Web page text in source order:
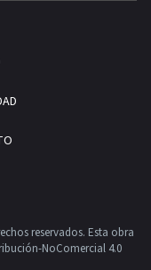
reservados. Esta obra
NoComercial 4.0